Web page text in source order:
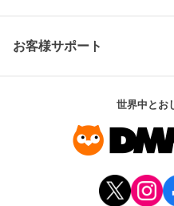
お客様サポート
世界中とお